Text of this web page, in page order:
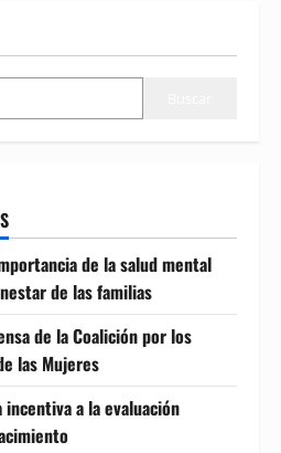
de la salud mental
de las familias
de la Coalición por los
las Mujeres
a la evaluación